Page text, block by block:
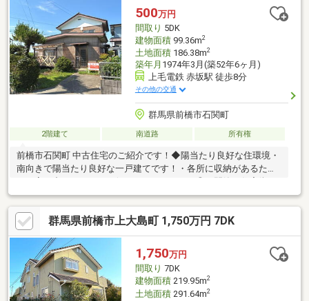
みが、整っています♪／住んでからのお家トラブル、緊急対応も承
っております♪お家のこと、すべて木ノ葉プランニングにお任せく
ださい＾＾
500万円
間取り 5DK
建物面積99.36m2
土地面積186.38m2
築年月 1974年3月(築52年6ヶ月)
上毛電鉄 赤坂駅 徒歩8分
その他の交通
群馬県前橋市石関町
2階建て 南道路 所有権
前橋市石関町 中古住宅のご紹介です！◆陽当たり良好な住環境・
南向きで陽当たり良好な一戸建てです！・各所に収納があるた
落ち着いた暮らしが叶います。・投資用物件としてもおすすめで
す♪◆交通アクセス良好！・上毛電気鉄道「赤坂駅」まで徒歩約8
分の好立地！・群馬県道3号まで車で約2分と、お車でのアクセス
もスムーズな立地です。◆周辺施設ご紹介・ローソン 前橋上泉町
南店：徒歩約9分（約700m）・ベイシア 前橋モール店：車で約3
分（約1，800m）・スギドラッグ 東片貝店：車で約5分（約1，
800m）
群馬県前橋市上大島町 1,750万円 7DK
1,750万円
間取り 7DK
建物面積219.95m2
土地面積291.64m2